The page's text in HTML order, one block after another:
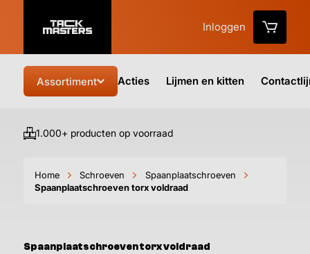
Inloggen
Assortiment Acties Lijmen en kitten
1.000+ producten op voorraad
Home Schroeven
Spaanplaatschroeven
Spaanplaatschroeven torx voldraad
Spaanplaatschroeven torx voldraad